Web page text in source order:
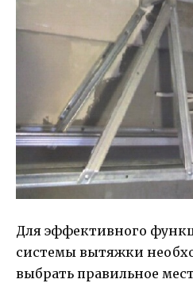
Для эффективного
системы вытяжки
выбрать правильное